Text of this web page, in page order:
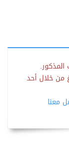
من خلال أحد
معنا